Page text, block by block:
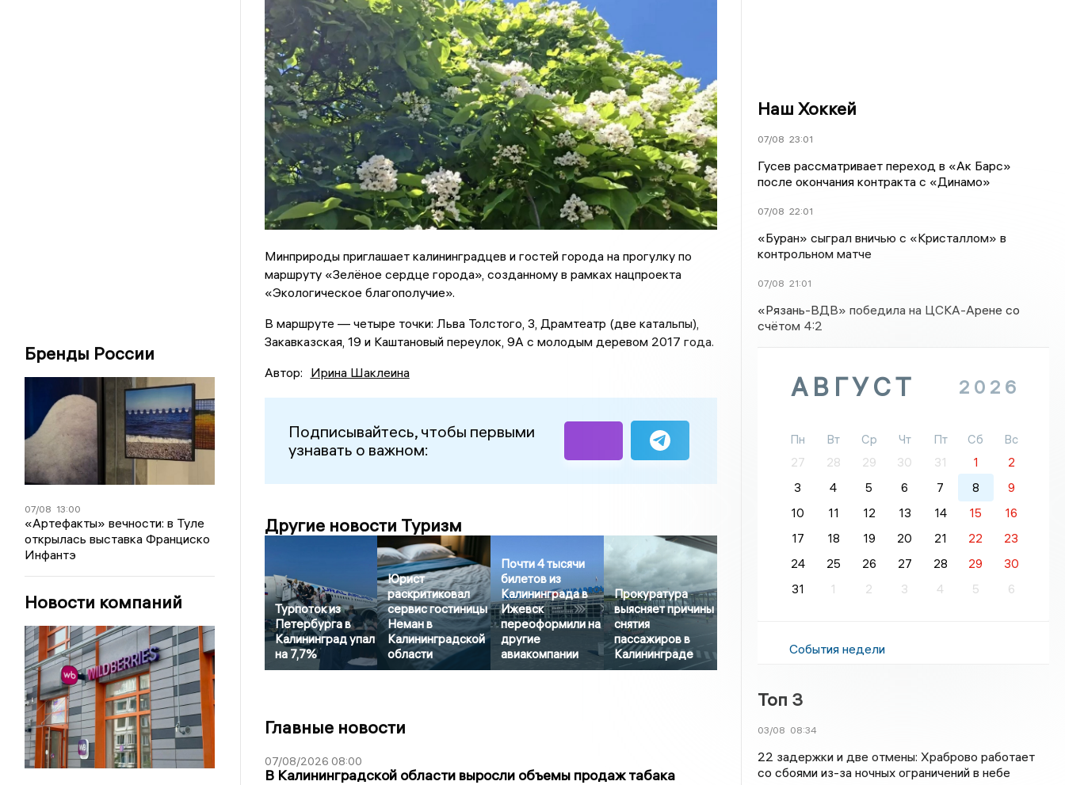
Бренды России
07/08 13:00
«Артефакты» вечности: в Туле
открылась выставка Франциско
Инфантэ
Новости компаний
Минприроды приглашает калининградцев и гостей города на прогулку по
маршруту «Зелёное сердце города», созданному в рамках нацпроекта
«Экологическое благополучие».
В маршруте — четыре точки: Льва Толстого, 3, Драмтеатр (две катальпы),
Закавказская, 19 и Каштановый переулок, 9А с молодым деревом 2017 года.
Автор: Ирина Шаклеина
Подписывайтесь, чтобы первыми
узнавать о важном:
Другие новости Туризм
Турпоток из
Петербурга в
Калининград упал
на 7,7%
Юрист
раскритиковал
сервис гостиницы
Неман в
Калининградской
области
Почти 4 тысячи
билетов из
Калининграда в
Ижевск
переоформили на
другие
авиакомпании
Прокуратура
выясняет причины
снятия
пассажиров в
Калининграде
Главные новости
07/08/2026 08:00
В Калининградской области выросли объемы продаж табака
Наш Хоккей
07/08 23:01
Гусев рассматривает переход в «Ак Барс»
после окончания контракта с «Динамо»
07/08 22:01
«Буран» сыграл вничью с «Кристаллом» в
контрольном матче
07/08 21:01
«Рязань-ВДВ» победила на ЦСКА-Арене со
счётом 4:2
АВГУСТ 2026
Пн Вт Ср Чт Пт Сб
Вс
27
28 29 30 31 1
2
3
4 5 6 7 8
9
10
11 12 13 14 15
16
17
18 19 20 21 22
23
24
25 26 27 28 29
30
31
1 2 3 4 5 6
События недели
Топ 3
03/08 08:34
22 задержки и две отмены: Храброво работает
со сбоями из-за ночных ограничений в небе